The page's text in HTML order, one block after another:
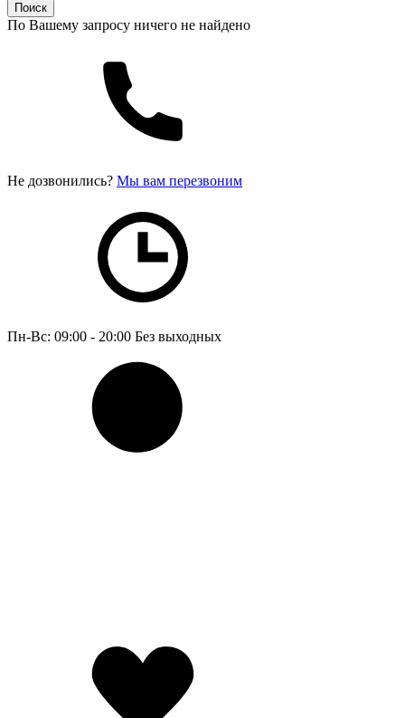
Поиск
По Вашему запросу ничего не найдено
Не дозвонились? Мы вам перезвоним
Пн-Вс: 09:00 - 20:00 Без выходных